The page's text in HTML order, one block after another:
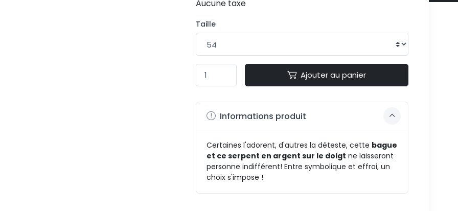
Aucune taxe
Taille
Ajouter au panier
Informations produit
Certaines l'adorent, d'autres la déteste, cette bague
et ce serpent en argent sur le doigt ne laisseront
personne indifférent! Entre symbolique et effroi, un
choix s'impose !